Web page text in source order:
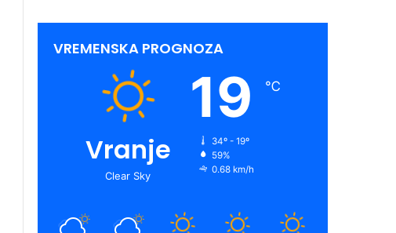
VREMENSKA PROGNOZA
Vranje
Clear Sky
19 ℃
34º - 19º
59%
0.68 km/h